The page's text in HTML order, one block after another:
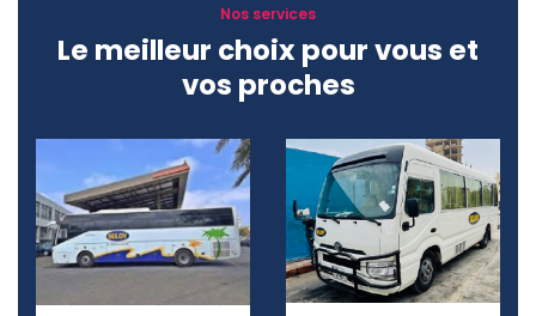
Nos services
Le meilleur choix pour vous et
vos proches